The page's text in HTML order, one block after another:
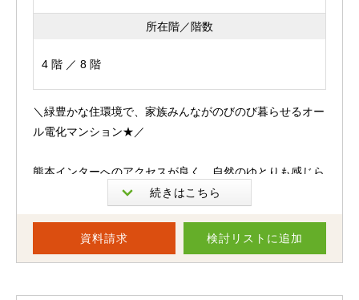
所在階／階数
4 階 ／ 8 階
資料請求 検討リスト に追加
＼緑豊かな住環境で、家族みんながのびのび暮らせるオー
ル電化マンション★／
熊本インターへのアクセスが良く、自然のゆとりも感じら
れる「アーク熊本運動公園」
な毎日を叶えられる住まいです。